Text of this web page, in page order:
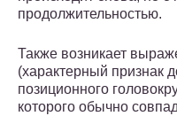
продолжительностью.
Также возникает
(характерный признак
позиционного
которого обычно